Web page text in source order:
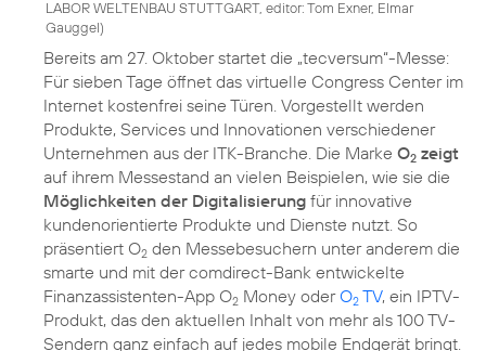
LABOR WELTENBAU STUTTGART, editor: Tom Exner, Elmar
Gauggel)
Bereits am 27. Oktober startet die „tecversum“-Messe:
Für sieben Tage öffnet das virtuelle Congress Center im
Internet kostenfrei seine Türen. Vorgestellt werden
Produkte, Services und Innovationen verschiedener
Unternehmen aus der ITK-Branche. Die Marke O2 zeigt
auf ihrem Messestand an vielen Beispielen, wie sie die
Möglichkeiten der Digitalisierung für innovative
kundenorientierte Produkte und Dienste nutzt. So
präsentiert O2 den Messebesuchern unter anderem die
smarte und mit der comdirect-Bank entwickelte
Finanzassistenten-App O2 Money oderO2 TV, ein IPTV-
Produkt, das den aktuellen Inhalt von mehr als 100 TV-
Sendern ganz einfach auf jedes mobile Endgerät bringt.